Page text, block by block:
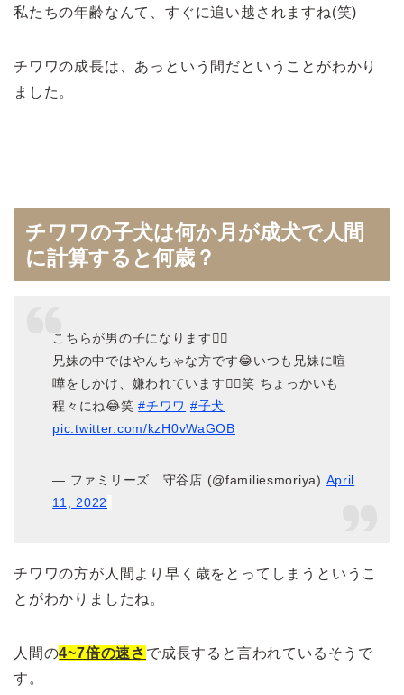
私たちの年齢なんて、すぐに追い越されますね(笑)
チワワの成長は、あっという間だということがわかり
ました。
チワワの子犬は何か月が成犬で人間
に計算すると何歳？
こちらが男の子になります🙆‍♂️
兄妹の中ではやんちゃな方です😂いつも兄妹に喧
嘩をしかけ、嫌われています🤦‍♀️笑 ちょっかいも
程々にね😂笑#チワワ #子犬
pic.twitter.com/kzH0vWaGOB
— ファミリーズ 守谷店 (@familiesmoriya) April
11, 2022
チワワの方が人間より早く歳をとってしまうというこ
とがわかりましたね。
人間の4~7倍の速さ で成長すると言われているそうで
す。